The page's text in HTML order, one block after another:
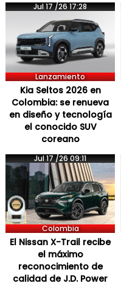
Jul 17 /26 17:28
Lanzamiento
Kia Seltos 2026 en
Colombia: se renueva
en diseño y tecnología
el conocido SUV
coreano
Jul 17 /26 09:11
Colombia
El Nissan X-Trail recibe
el máximo
reconocimiento de
calidad de J.D. Power